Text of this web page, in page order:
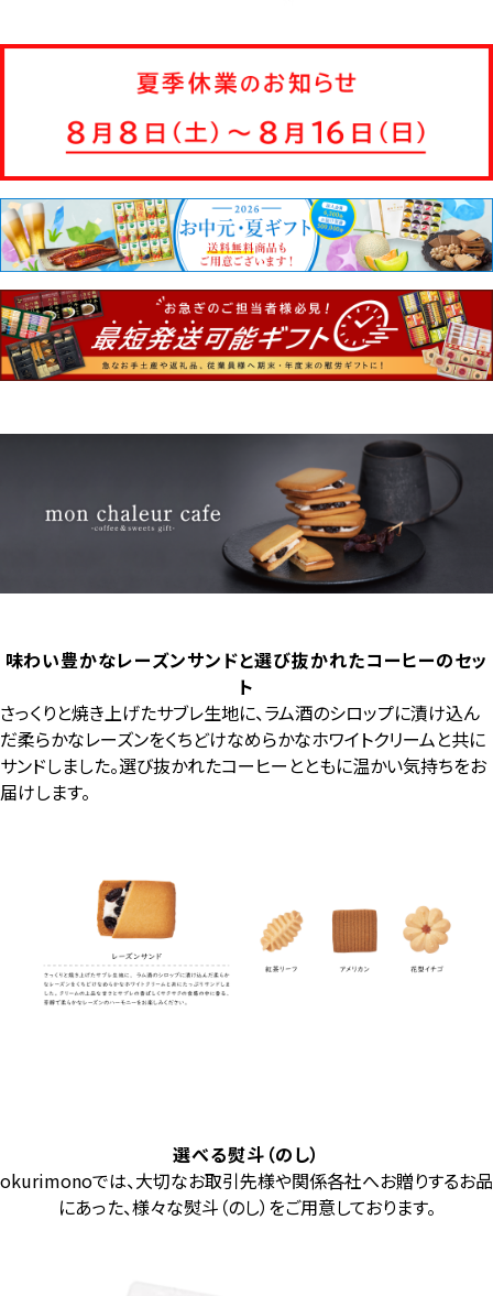
味わい豊かなレーズンサンドと選び抜かれたコーヒーのセッ
ト
さっくりと焼き上げたサブレ生地に、ラム酒のシロップに漬け込ん
だ柔らかなレーズンをくちどけなめらかなホワイトクリームと共に
サンドしました。選び抜かれたコーヒーとともに温かい気持ちをお
届けします。
選べる熨斗（のし）
okurimonoでは、大切なお取引先様や関係各社へお贈りするお品
にあった、様々な熨斗（のし）をご用意しております。